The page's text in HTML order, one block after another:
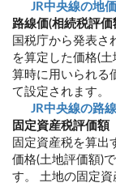
JR中央線の地
路線価(相続税評価
国税庁から発表さ
を算定した価格(
算時に用いられる
て設定されます。
JR中央線の路
固定資産税評価額
固定資産税を算出
価格(土地評価額)
す。 土地の固定